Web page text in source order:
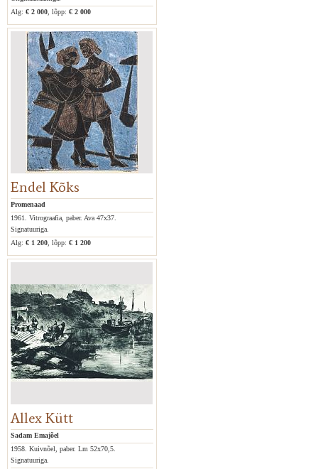
Alg: € 2 000 , lõpp: € 2 000
Endel Kõks
Promenaad
1961. Vitrograafia, paber. Ava 47x37.
Signatuuriga.
Alg: € 1 200 , lõpp: € 1 200
Allex Kütt
Sadam Emajõel
1958. Kuivnõel, paber. Lm 52x70,5.
Signatuuriga.